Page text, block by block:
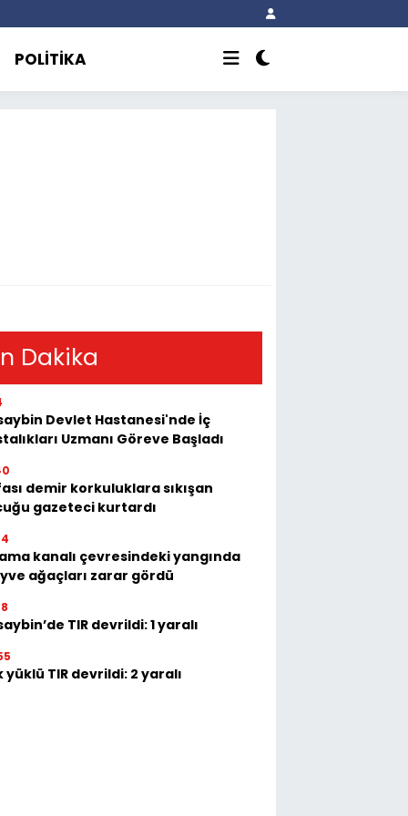
POLİTİKA
Dakika
Devlet Hastanesi'nde İç
Uzmanı Göreve Başladı
demir korkuluklara sıkışan
gazeteci kurtardı
kanalı çevresindeki yangında
ağaçları zarar gördü
TIR devrildi: 1 yaralı
yüklü TIR devrildi: 2 yaralı